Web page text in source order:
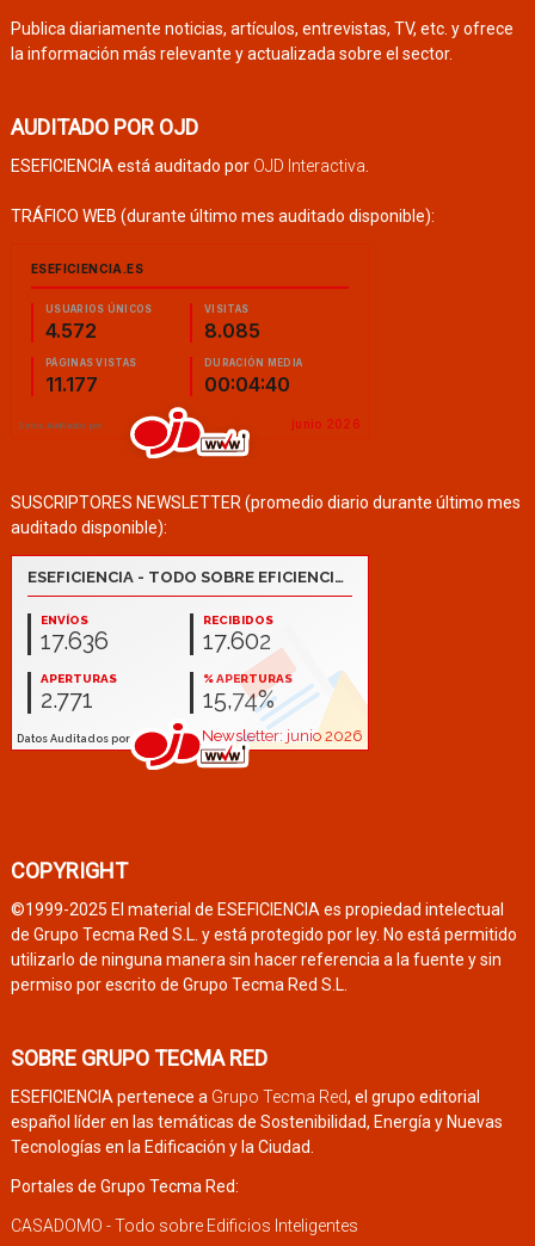
Publica diariamente noticias, artículos, entrevistas, TV, etc. y ofrece
la información más relevante y actualizada sobre el sector.
AUDITADO POR OJD
ESEFICIENCIA está auditado por OJD Interactiva
TRÁFICO WEB (durante último mes auditado disponible):
SUSCRIPTORES NEWSLETTER (promedio diario durante último mes
auditado disponible):
COPYRIGHT
©1999-2025 El material de ESEFICIENCIA es propiedad intelectual
de Grupo Tecma Red S.L. y está protegido por ley. No está permitido
utilizarlo de ninguna manera sin hacer referencia a la fuente y sin
permiso por escrito de Grupo Tecma Red S.L.
SOBRE GRUPO TECMA RED
ESEFICIENCIA pertenece a Grupo Tecma Red, el grupo editorial
español líder en las temáticas de Sostenibilidad, Energía y Nuevas
Tecnologías en la Edificación y la Ciudad.
Portales de Grupo Tecma Red:
CASADOMO - Todo sobre Edificios Inteligentes